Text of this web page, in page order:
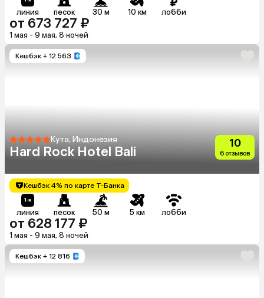
линия песок 30 м 10 км лобби
от 673 727 ₽
1 мая - 9 мая, 8 ночей
Кешбэк + 12 563
Кута, Индонезия
Hard Rock Hotel Bali
10
6 отзывов
Кешбэк 4% по карте Т-Банка
линия песок 50 м 5 км лобби
от 628 177 ₽
1 мая - 9 мая, 8 ночей
Кешбэк + 12 816